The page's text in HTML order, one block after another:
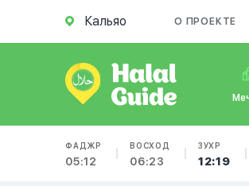
Кальяо О ПРОЕКТЕ
ФАДЖР
05:12
ВОСХОД
06:23
ЗУХР
12:19